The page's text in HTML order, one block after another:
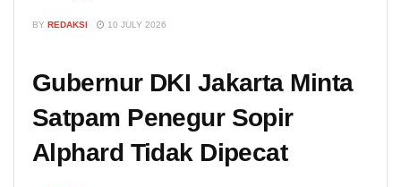
BY REDAKSI 10 JULY 2026
Gubernur DKI Jakarta Minta
Satpam Penegur Sopir
Alphard Tidak Dipecat